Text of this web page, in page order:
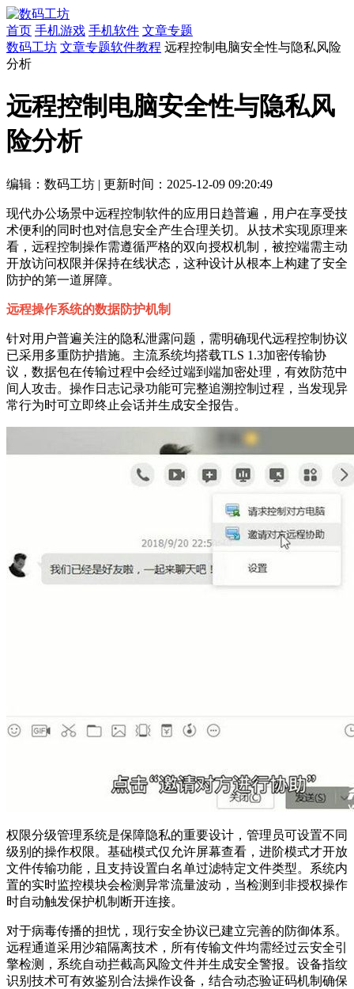
首页 手机游戏 手机软件 文章专题
数码工坊 文章专题软件教程 远程控制电脑安全性与隐私风险
分析
远程控制电脑安全性与隐私风
险分析
编辑：数码工坊 | 更新时间：2025-12-09 09:20:49
现代办公场景中远程控制软件的应用日趋普遍，用户在享受技
术便利的同时也对信息安全产生合理关切。从技术实现原理来
看，远程控制操作需遵循严格的双向授权机制，被控端需主动
开放访问权限并保持在线状态，这种设计从根本上构建了安全
防护的第一道屏障。
远程操作系统的数据防护机制
针对用户普遍关注的隐私泄露问题，需明确现代远程控制协议
已采用多重防护措施。主流系统均搭载TLS 1.3加密传输协
议，数据包在传输过程中会经过端到端加密处理，有效防范中
间人攻击。操作日志记录功能可完整追溯控制过程，当发现异
常行为时可立即终止会话并生成安全报告。
权限分级管理系统是保障隐私的重要设计，管理员可设置不同
级别的操作权限。基础模式仅允许屏幕查看，进阶模式才开放
文件传输功能，且支持设置白名单过滤特定文件类型。系统内
置的实时监控模块会检测异常流量波动，当检测到非授权操作
时自动触发保护机制断开连接。
对于病毒传播的担忧，现行安全协议已建立完善的防御体系。
远程通道采用沙箱隔离技术，所有传输文件均需经过云安全引
擎检测，系统自动拦截高风险文件并生成安全警报。设备指纹
识别技术可有效鉴别合法操作设备，结合动态验证码机制确保